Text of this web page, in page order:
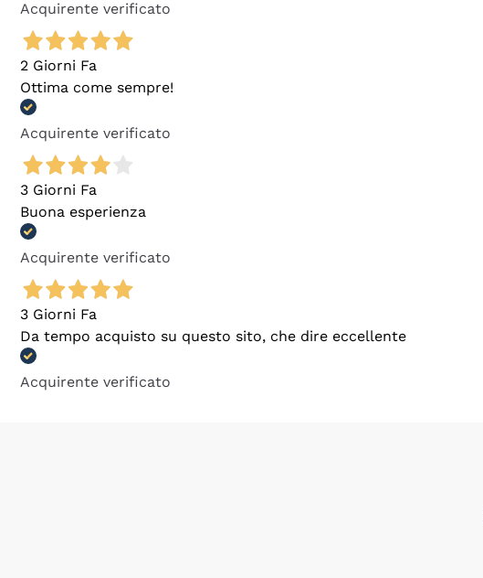
Acquirente verificato
2 Giorni Fa
Ottima come sempre!
Acquirente verificato
3 Giorni Fa
Buona esperienza
Acquirente verificato
3 Giorni Fa
Da tempo acquisto su questo sito, che dire eccellente
Acquirente verificato